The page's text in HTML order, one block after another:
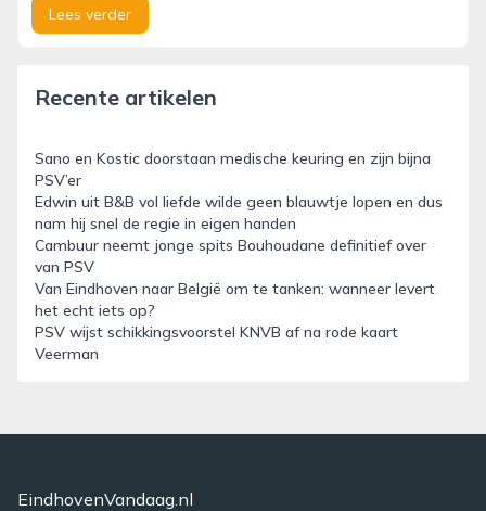
Lees verder
Recente artikelen
Sano en Kostic doorstaan medische keuring en zijn bijna
PSV’er
Edwin uit B&B vol liefde wilde geen blauwtje lopen en dus
nam hij snel de regie in eigen handen
Cambuur neemt jonge spits Bouhoudane definitief over
van PSV
Van Eindhoven naar België om te tanken: wanneer levert
het echt iets op?
PSV wijst schikkingsvoorstel KNVB af na rode kaart
Veerman
EindhovenVandaag.nl